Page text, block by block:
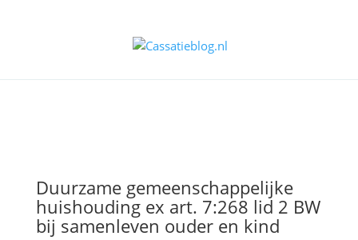
Duurzame gemeenschappelijke
huishouding ex art. 7:268 lid 2 BW
bij samenleven ouder en kind